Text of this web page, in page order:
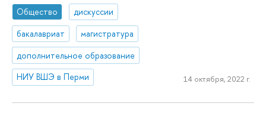
Общество
дискуссии
бакалавриат
магистратура
дополнительное образование
НИУ ВШЭ в Перми
14 октября, 2022 г.